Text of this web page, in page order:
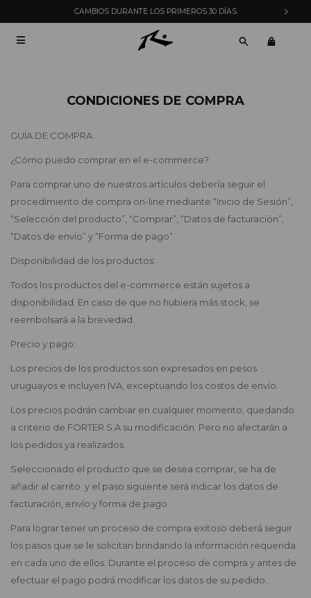
ENVÍOS EXPRESS EN MONTEVIDEO CON PEDIDOS YA

CONDICIONES DE COMPRA
GUÍA DE COMPRA
¿Cómo puedo comprar en el e-commerce?
Para comprar uno de nuestros artículos debería seguir el
procedimiento de compra on-line mediante “Inicio de Sesión”,
“Selección del producto”, “Comprar”, “Datos de facturación”,
“Datos de envío” y “Forma de pago”.
Disponibilidad de los productos:
Todos los productos del e-commerce están sujetos a
disponibilidad. En caso de que no hubiera más stock, se
reembolsará a la brevedad.
Precio y pago:
Los precios de los productos son expresados en pesos
uruguayos e incluyen IVA, exceptuando los costos de envío.
Los precios podrán cambiar en cualquier momento, quedando
a criterio de FORTER S.A su modificación. Pero no afectarán a
los pedidos ya realizados.
Seleccionado el producto que se desea comprar, se ha de
añadir al carrito y el paso siguiente será indicar los datos de
facturación, envío y forma de pago.
Para lograr tener un proceso de compra exitoso deberá seguir
los pasos que se le solicitan brindando la información requerida
en cada uno de ellos. Durante el proceso de compra y antes de
efectuar el pago podrá modificar los datos de su pedido.